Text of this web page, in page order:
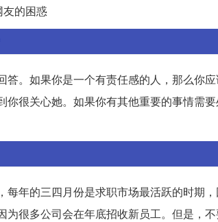
友的困惑
。如果你是一个有责任感的人，那么你
很关心她。如果你有其他重要的事情需
年的三四月份是求职市场最活跃的时期
很多公司会在年底招收新员工。但是，